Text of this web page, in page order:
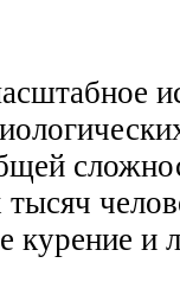
курение и